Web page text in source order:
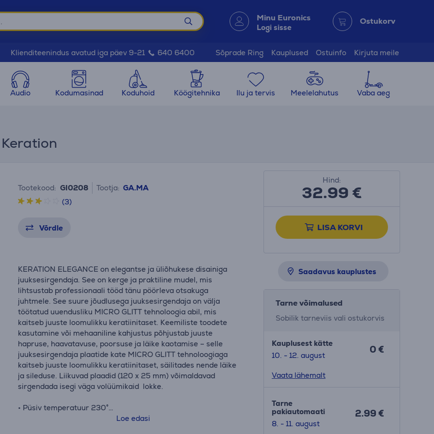
Minu Euronics
Logi sisse
Ostukorv
Klienditeenindus avatud iga päev 9-21 640 6400 Sõprade Ring Kauplused Ostuinfo Kirjuta meile
Audio Kodumasinad Koduhoid Köögitehnika Ilu ja tervis Meelelahutus Vaba aeg
Tootekood: GI0208 Tootja: GA.MA
(3)
Võrdle
KERATION ELEGANCE on elegantse ja üliõhukese disainiga
juuksesirgendaja. See on kerge ja praktiline mudel, mis
lihtsustab professionaali tööd tänu pöörleva otsakuga
juhtmele. See suure jõudlusega juuksesirgendaja on välja
töötatud uuendusliku MICRO GLITT tehnoloogia abil, mis
kaitseb juuste loomulikku keratiinitaset. Keemiliste toodete
kasutamine või mehaaniline kahjustus põhjustab juuste
hapruse, haavatavuse, poorsuse ja läike kaotamise – selle
juuksesirgendaja plaatide kate MICRO GLITT tehnoloogiaga
kaitseb juuste loomulikku keratiinitaset, säilitades nende läike
ja sileduse. Liikuvad plaadid (120 x 25 mm) võimaldavad
sirgendada isegi väga volüümikaid lokke.
• Püsiv temperatuur 230°
• Micro Glitt tehnoloogia, mis kaitseb juuste loomulikku
Loe edasi
Hind:
32.99€
LISA KORVI
Saadavus kauplustes
Tarne võimalused
Sobilik tarneviis vali ostukorvis
Kauplusest kätte
10. - 12. august
0 €
Vaata lähemalt
Tarne
pakiautomaati
8. - 11. august
2.99 €